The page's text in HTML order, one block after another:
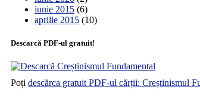
iunie 2015 (6)
aprilie 2015 (10)
Descarcă PDF-ul gratuit!
Poți descărca gratuit PDF-ul cărții: Creștinismul